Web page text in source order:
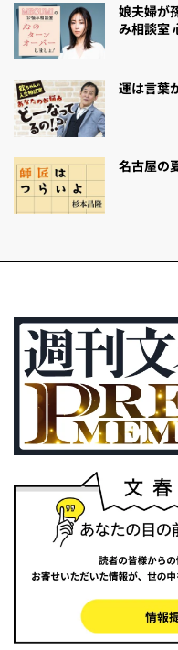
娘夫婦が
み相談室
運は言葉
名古屋の